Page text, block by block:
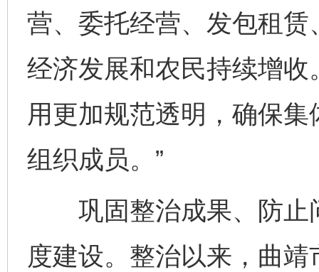
营、委托经营、发包租
经济发展和农民持续增
用更加规范透明，确保
组织成员。”
巩固整治成果、防止
度建设。整治以来，曲